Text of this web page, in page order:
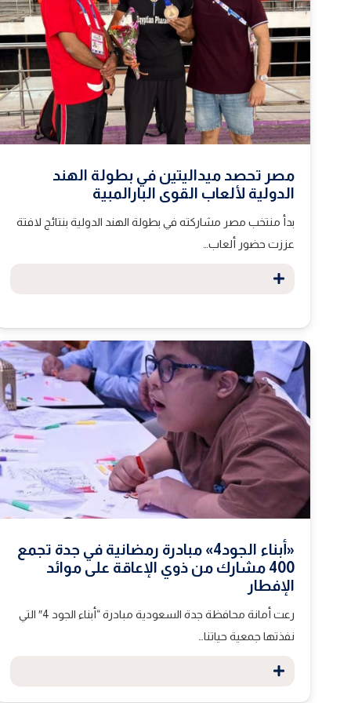
مصر تحصد ميداليتين في بطولة الهند
الدولية لألعاب القوى البارالمبية
بدأ منتخب مصر مشاركته في بطولة الهند الدولية بنتائج لافتة
عززت حضور ألعاب…
«أبناء الجود4» مبادرة رمضانية في جدة تجمع
400 مشارك من ذوي الإعاقة على موائد
الإفطار
رعت أمانة محافظة جدة السعودية مبادرة “أبناء الجود 4″ التي
نفذتها جمعية حياتنا…